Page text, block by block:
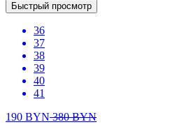
Быстрый просмотр
36
37
38
39
40
41
190 BYN380BYN